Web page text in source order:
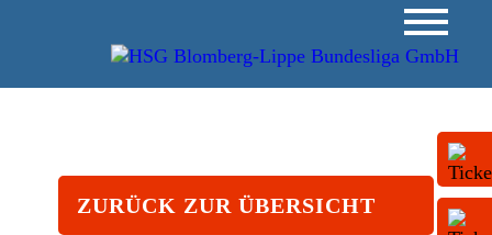
ZURÜCK ZUR ÜBERSICHT